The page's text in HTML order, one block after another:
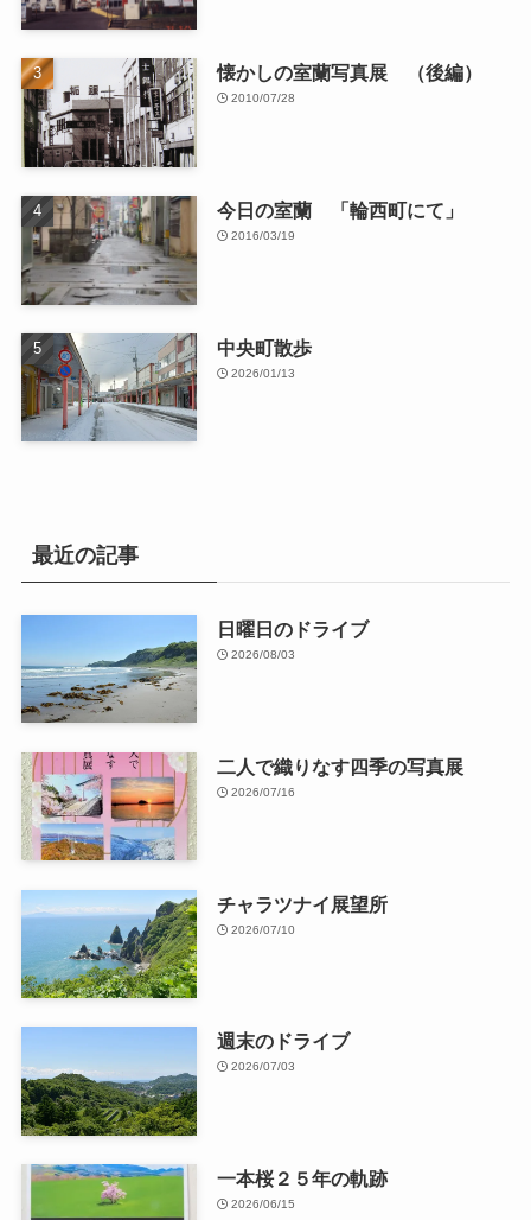
懐かしの室蘭写真展 （後編）
2010/07/28
今日の室蘭 「輪西町にて」
2016/03/19
中央町散歩
2026/01/13
最近の記事
日曜日のドライブ
2026/08/03
二人で織りなす四季の写真展
2026/07/16
チャラツナイ展望所
2026/07/10
週末のドライブ
2026/07/03
一本桜２５年の軌跡
2026/06/15